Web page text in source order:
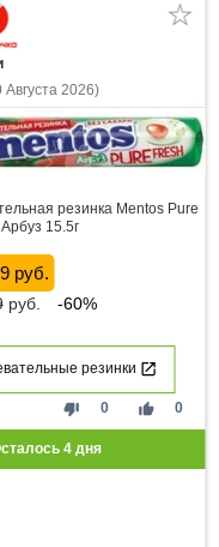
Августа 2026)
резинка Mentos Pure
15.5г
руб.
руб. -60%
резинки
thumb_down 0 thumb_up 0
4дня